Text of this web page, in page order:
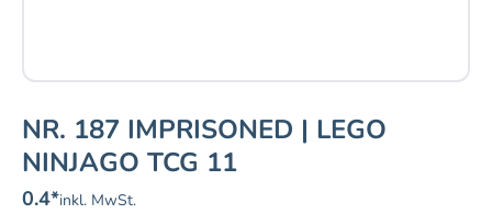
NR. 187 IMPRISONED | LEGO
NINJAGO TCG 11
0.4*inkl. MwSt.